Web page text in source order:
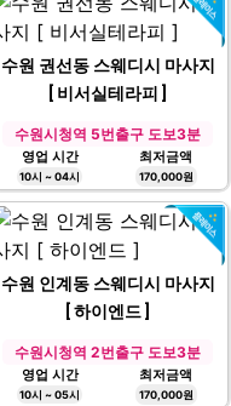
수원 권선동 스웨디시 마사지
[ 비서실테라피 ]
수원시청역 5번출구 도보3분
영업 시간
10시 ~ 04시
최저금액
170,000원
수원 인계동 스웨디시 마사지
[ 하이엔드 ]
수원시청역 2번출구 도보3분
영업 시간
10시 ~ 05시
최저금액
170,000원